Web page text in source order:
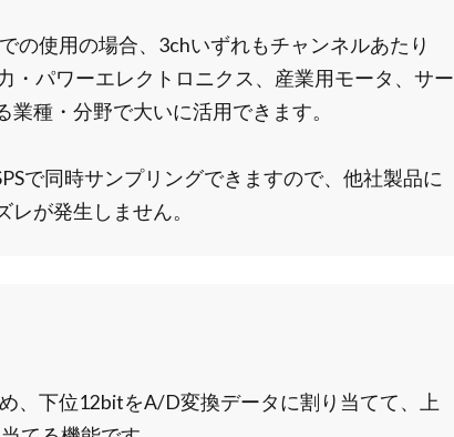
の使用の場合、3chいずれもチャンネルあたり
・パワーエレクトロニクス、産業用モータ、サー
種・分野で大いに活用できます。
で同時サンプリングできますので、他社製品に
が発生しません。
、下位12bitをA/D変換データに割り当てて、上